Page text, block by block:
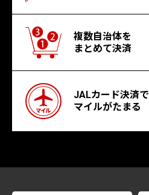
複数自治体を
まとめて決済
JALカード決済で
マイルがたまる